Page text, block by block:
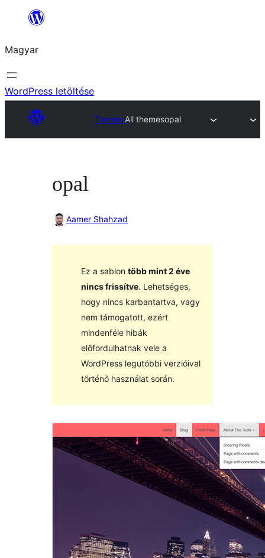
Ugrás
tartalomhoz
Magyar
WordPress letöltése
ThemesAll themesopal
opal
Aamer Shahzad
Ez a sablon több mint 2 éve
nincs frissítve. Lehetséges,
hogy nincs karbantartva, vagy
nem támogatott, ezért
mindenféle hibák
előfordulhatnak vele a
WordPress legutóbbi verzióival
történő használat során.